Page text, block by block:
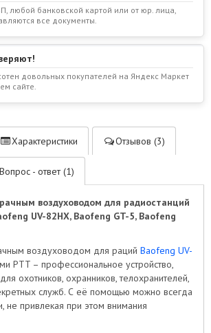
любой банковской картой или от юр. лица,
все документы.
довольных покупателей на Яндекс Маркет
сайте.
Характеристики Отзывов (3)
Вопрос - ответ (1)
воздуховодом для радиостанций
UV-82HX, Baofeng GT-5, Baofeng
воздуховодом для раций Baofeng UV-
PTT – профессиональное устройство,
охотников, охранников, телохранителей,
служб. С её помощью можно всегда
не привлекая при этом внимания